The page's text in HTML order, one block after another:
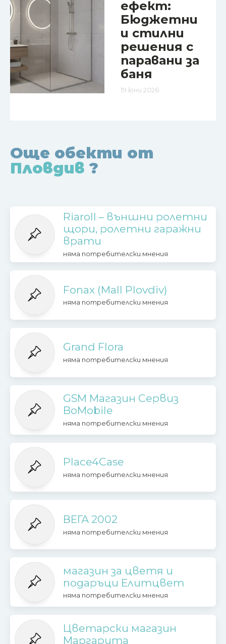
ефект:
Бюджетни
и стилни
решения с
паравани за
баня
19 юни 2026
Още обекти от
Пловдив ?
Riaroll – външни ролетни
щори, ролетни гаражни
врати
няма потребителски мнения
Fonax (Mall Plovdiv)
няма потребителски мнения
Grand Flora
няма потребителски мнения
GSM Магазин Сервиз
BoMobile
няма потребителски мнения
Place4Case
няма потребителски мнения
ВЕГА 2002
няма потребителски мнения
магазин за цветя и
подаръци Елитцвет
няма потребителски мнения
Цветарски магазин
Маргарита